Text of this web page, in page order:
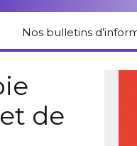
Nos bulletins
de